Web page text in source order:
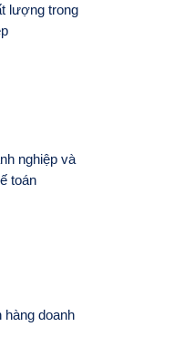
lượng trong
nghiệp và
toán
hàng doanh